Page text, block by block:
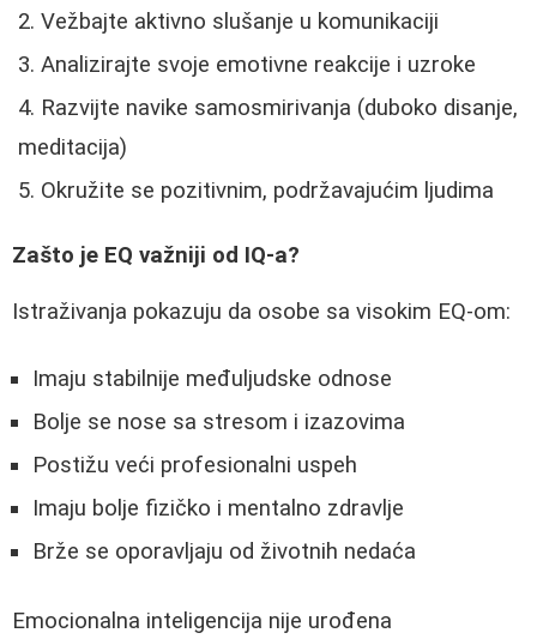
Vežbajte aktivno slušanje u komunikaciji
Analizirajte svoje emotivne reakcije i uzroke
Razvijte navike samosmirivanja (duboko disanje,
meditacija)
Okružite se pozitivnim, podržavajućim ljudima
Zašto je EQ važniji od IQ-a?
Istraživanja pokazuju da osobe sa visokim EQ-om:
Imaju stabilnije međuljudske odnose
Bolje se nose sa stresom i izazovima
Postižu veći profesionalni uspeh
Imaju bolje fizičko i mentalno zdravlje
Brže se oporavljaju od životnih nedaća
Emocionalna inteligencija nije urođena